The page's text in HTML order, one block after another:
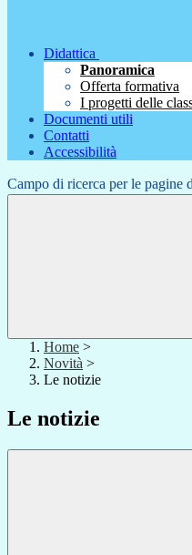
Didattica
Panoramica
Offerta formativa
I progetti delle
Documenti utili
Contatti
Accessibilità
Campo di ricerca per le pagine
Home >
Novità >
Le notizie
Le notizie